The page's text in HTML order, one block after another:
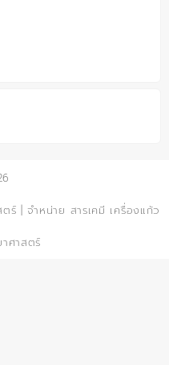
ร์ | จำหน่าย สารเคมี เครื่องแก้ว
ศาสตร์